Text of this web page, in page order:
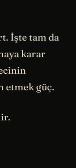
İşte tam da
karar
etmek güç.